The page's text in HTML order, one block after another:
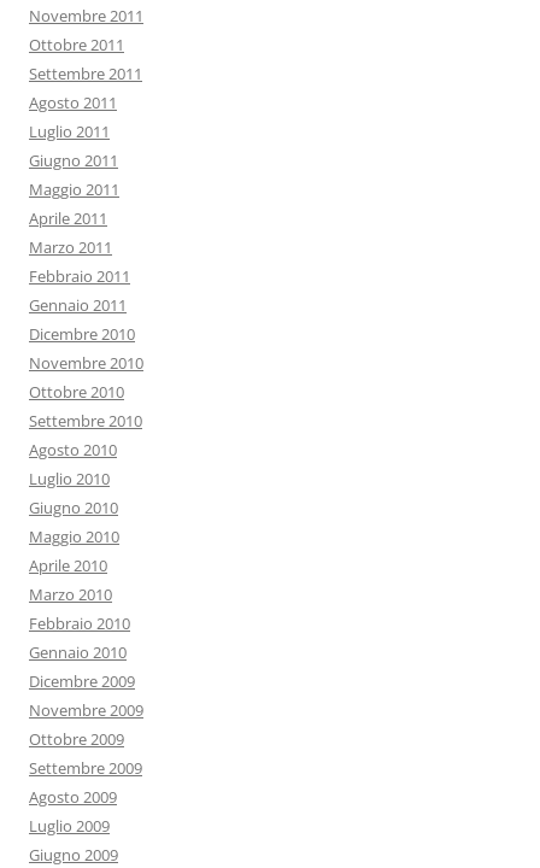
Novembre 2011
Ottobre 2011
Settembre 2011
Agosto 2011
Luglio 2011
Giugno 2011
Maggio 2011
Aprile 2011
Marzo 2011
Febbraio 2011
Gennaio 2011
Dicembre 2010
Novembre 2010
Ottobre 2010
Settembre 2010
Agosto 2010
Luglio 2010
Giugno 2010
Maggio 2010
Aprile 2010
Marzo 2010
Febbraio 2010
Gennaio 2010
Dicembre 2009
Novembre 2009
Ottobre 2009
Settembre 2009
Agosto 2009
Luglio 2009
Giugno 2009